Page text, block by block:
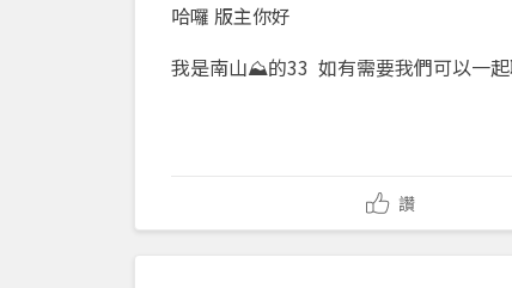
哈囉 版主你好
我是南山⛰️的33 如有需要我們可以一
讚